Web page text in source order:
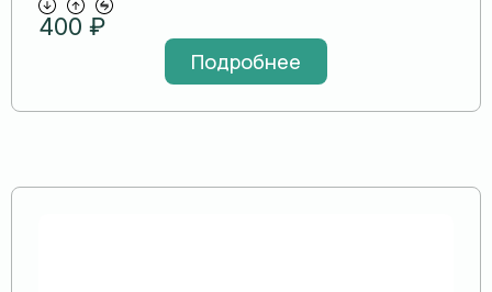
400 ₽
Подробнее